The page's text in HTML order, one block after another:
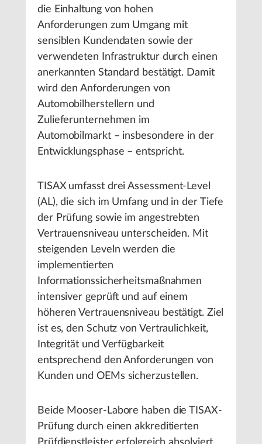
die Einhaltung von hohen
Anforderungen zum Umgang mit
sensiblen Kundendaten sowie der
verwendeten Infrastruktur durch einen
anerkannten Standard bestätigt. Damit
wird den Anforderungen von
Automobilherstellern und
Zulieferunternehmen im
Automobilmarkt – insbesondere in der
Entwicklungsphase – entspricht.
TISAX umfasst drei Assessment-Level
(AL), die sich im Umfang und in der Tiefe
der Prüfung sowie im angestrebten
Vertrauensniveau unterscheiden. Mit
steigenden Leveln werden die
implementierten
Informationssicherheitsmaßnahmen
intensiver geprüft und auf einem
höheren Vertrauensniveau bestätigt. Ziel
ist es, den Schutz von Vertraulichkeit,
Integrität und Verfügbarkeit
entsprechend den Anforderungen von
Kunden und OEMs sicherzustellen.
Beide Mooser-Labore haben die TISAX-
Prüfung durch einen akkreditierten